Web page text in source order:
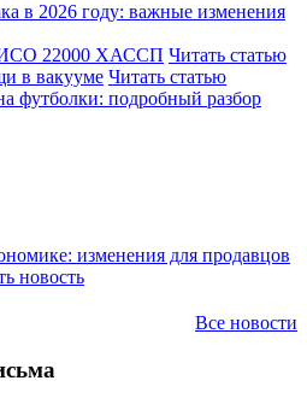
в 2026 году: важные изменения
ИСО 22000 ХАССП Читать статью
в вакууме Читать статью
футболки: подробный разбор
изменения для продавцов
новость
Все новости